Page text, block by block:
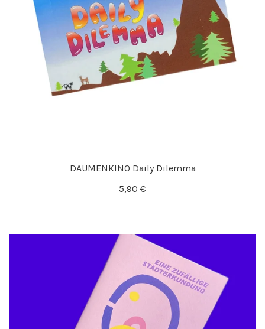
DAUMENKINO Daily Dilemma
5,90 €